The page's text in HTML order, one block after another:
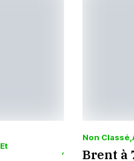
Non Classé
Brent à